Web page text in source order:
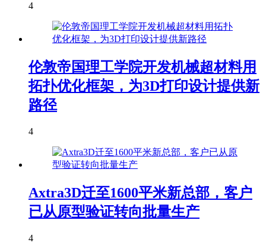
4
伦敦帝国理工学院开发机械超材料用
拓扑优化框架，为3D打印设计提供新
路径
4
Axtra3D迁至1600平米新总部，客户
已从原型验证转向批量生产
4